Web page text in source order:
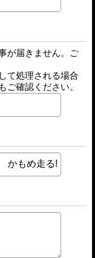
が届きません。ご
て処理される場合
ご確認ください。